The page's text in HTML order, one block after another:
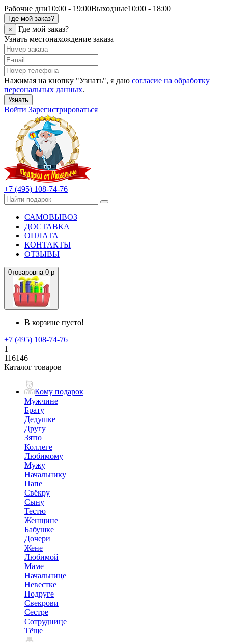
Рабочие дни10:00 - 19:00Выходные10:00 - 18:00
Где мой заказ?
×
Где мой заказ?
Узнать местонахождение заказа
Нажимая на кнопку "Узнать", я даю согласие на обработку
персональных данных.
Узнать
Войти Зарегистрироваться
+7 (495) 108-74-76
САМОВЫВОЗ
ДОСТАВКА
ОПЛАТА
КОНТАКТЫ
ОТЗЫВЫ
0товаровна 0 р
В корзине пусто!
+7 (495) 108-74-76
1
116146
Каталог товаров
Кому подарок
Мужчине
Брату
Дедушке
Другу
Зятю
Коллеге
Любимому
Мужу
Начальнику
Папе
Свёкру
Сыну
Тестю
Женщине
Бабушке
Дочери
Жене
Любимой
Маме
Начальнице
Невестке
Подруге
Свекрови
Сестре
Сотруднице
Тёще